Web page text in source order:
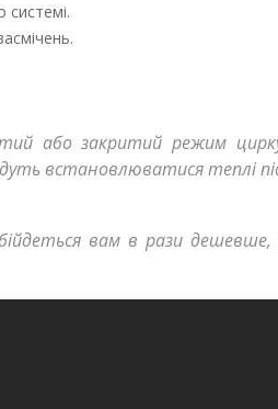
системі.
або закритий режим
встановлюватися теплі
вам в рази